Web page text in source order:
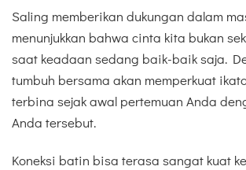
Saling memberikan dukungan dalam
menunjukkan bahwa cinta kita bukan
saat keadaan sedang baik-baik saja.
tumbuh bersama akan memperkuat
terbina sejak awal pertemuan Anda
Anda tersebut.
Koneksi batin bisa terasa sangat kuat